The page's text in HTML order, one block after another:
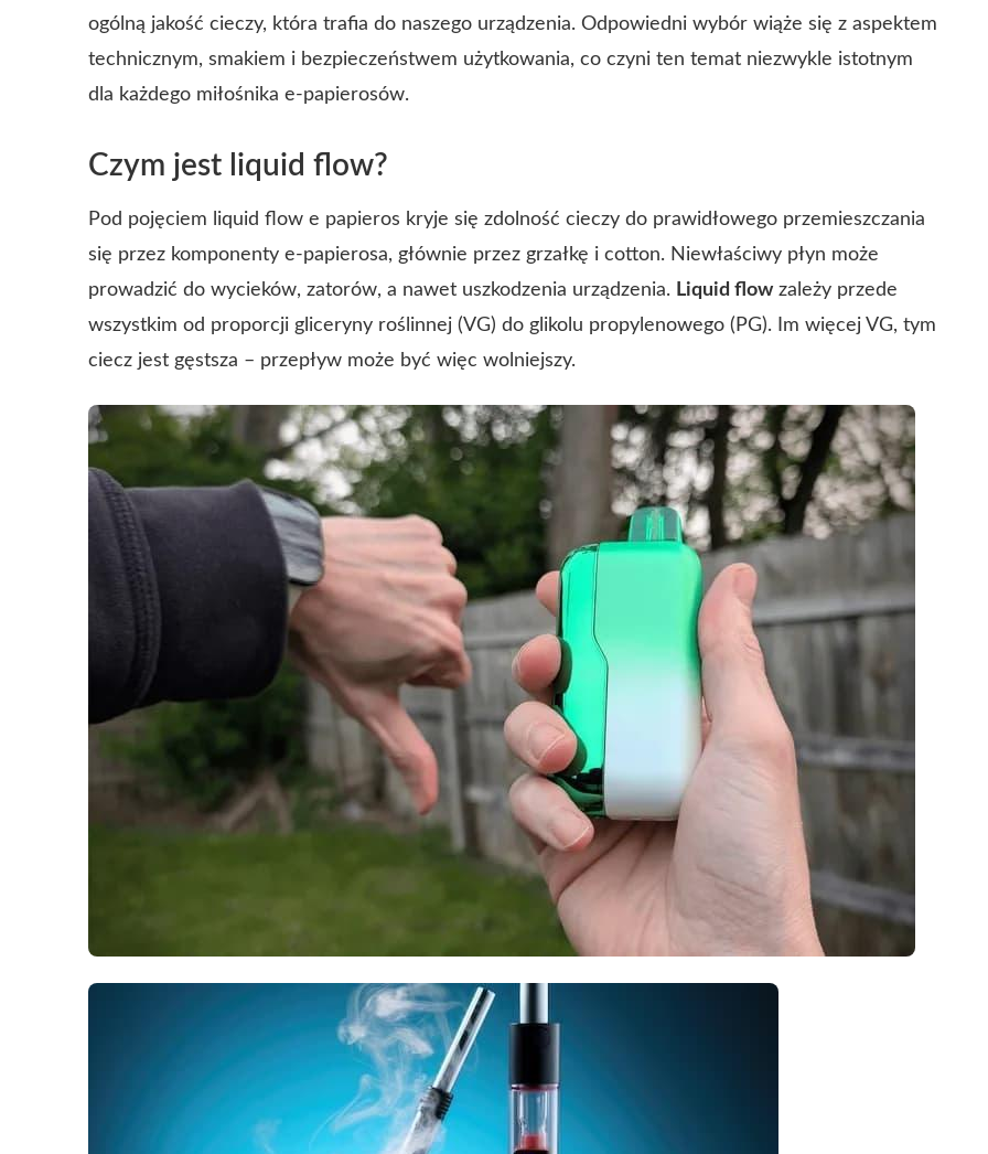
ogólną jakość cieczy, która trafia do naszego urządzenia. Odpowiedni wybór wiąże się z aspektem
technicznym, smakiem i bezpieczeństwem użytkowania, co czyni ten temat niezwykle istotnym
dla każdego miłośnika e-papierosów.
Czym jest liquid flow?
Pod pojęciem liquid flow e papieros kryje się zdolność cieczy do prawidłowego przemieszczania
się przez komponenty e-papierosa, głównie przez grzałkę i cotton. Niewłaściwy płyn może
prowadzić do wycieków, zatorów, a nawet uszkodzenia urządzenia. Liquid flowzależy przede
wszystkim od proporcji gliceryny roślinnej (VG) do glikolu propylenowego (PG). Im więcej VG, tym
ciecz jest gęstsza – przepływ może być więc wolniejszy.